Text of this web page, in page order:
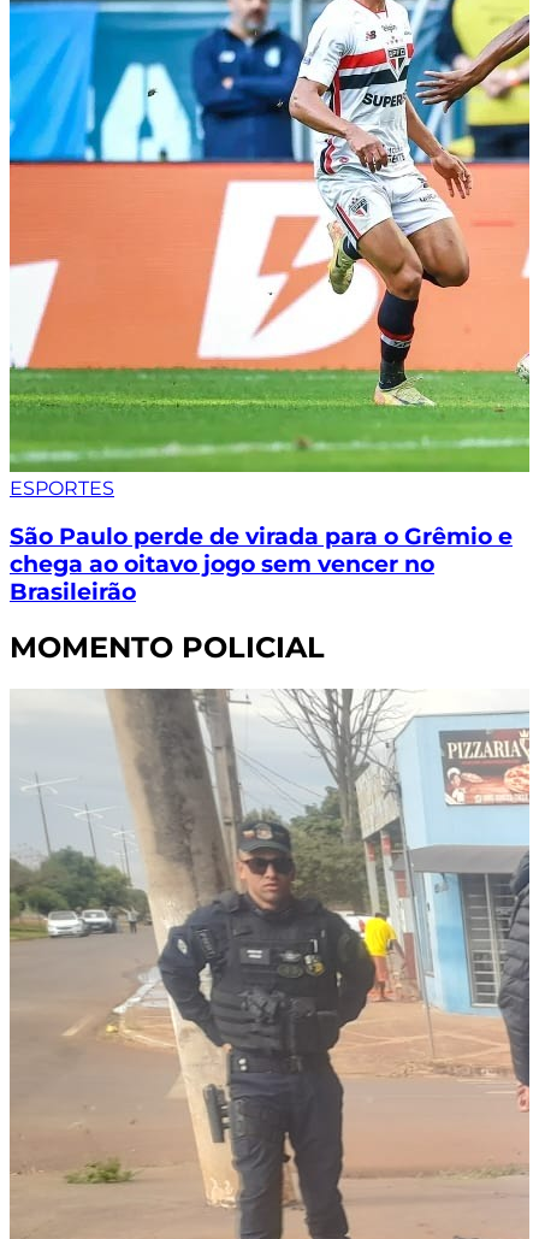
ESPORTES
São Paulo perde de virada para o Grêmio e
chega ao oitavo jogo sem vencer no
Brasileirão
MOMENTO POLICIAL